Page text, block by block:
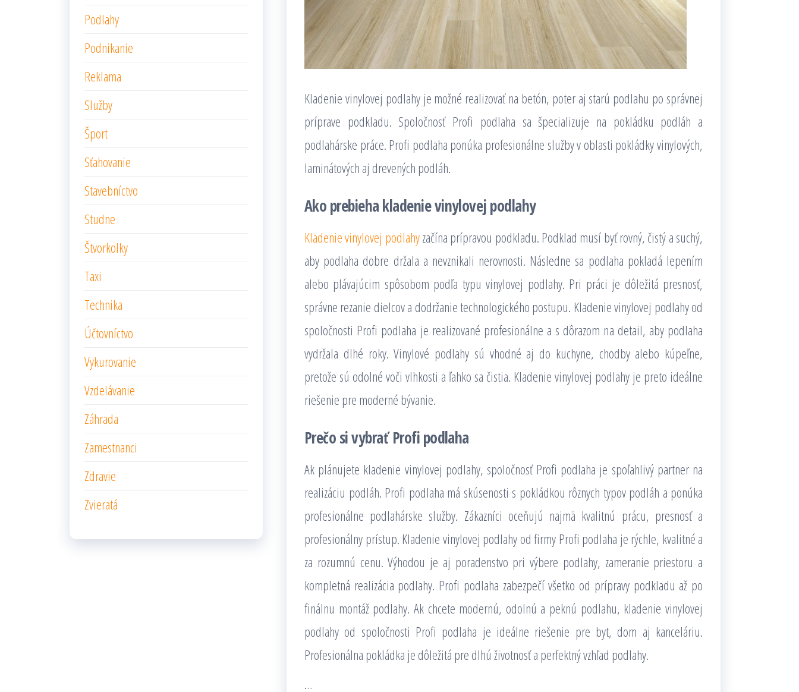
Kladenie vinylovej podlahy je možné realizovať na betón, poter aj starú podlahu po správnej
príprave podkladu. Spoločnosť Profi podlaha sa špecializuje na pokládku podláh a
podlahárske práce. Profi podlaha ponúka profesionálne služby v oblasti pokládky vinylových,
laminátových aj drevených podláh.
Ako prebieha kladenie vinylovej podlahy
Kladenie vinylovej podlahyzačína prípravou podkladu. Podklad musí byť rovný, čistý a suchý,
aby podlaha dobre držala a nevznikali nerovnosti. Následne sa podlaha pokladá lepením
alebo plávajúcim spôsobom podľa typu vinylovej podlahy. Pri práci je dôležitá presnosť,
správne rezanie dielcov a dodržanie technologického postupu. Kladenie vinylovej podlahy od
spoločnosti Profi podlaha je realizované profesionálne a s dôrazom na detail, aby podlaha
vydržala dlhé roky. Vinylové podlahy sú vhodné aj do kuchyne, chodby alebo kúpeľne,
pretože sú odolné voči vlhkosti a ľahko sa čistia. Kladenie vinylovej podlahy je preto ideálne
riešenie pre moderné bývanie.
Prečo si vybrať Profi podlaha
Ak plánujete kladenie vinylovej podlahy, spoločnosť Profi podlaha je spoľahlivý partner na
realizáciu podláh. Profi podlaha má skúsenosti s pokládkou rôznych typov podláh a ponúka
profesionálne podlahárske služby. Zákazníci oceňujú najmä kvalitnú prácu, presnosť a
profesionálny prístup. Kladenie vinylovej podlahy od firmy Profi podlaha je rýchle, kvalitné a
za rozumnú cenu. Výhodou je aj poradenstvo pri výbere podlahy, zameranie priestoru a
kompletná realizácia podlahy. Profi podlaha zabezpečí všetko od prípravy podkladu až po
finálnu montáž podlahy. Ak chcete modernú, odolnú a peknú podlahu, kladenie vinylovej
podlahy od spoločnosti Profi podlaha je ideálne riešenie pre byt, dom aj kanceláriu.
Profesionálna pokládka je dôležitá pre dlhú životnosť a perfektný vzhľad podlahy.
…
Podlahy
Podnikanie
Reklama
Služby
Šport
Sťahovanie
Stavebníctvo
Studne
Štvorkolky
Taxi
Technika
Účtovníctvo
Vykurovanie
Vzdelávanie
Záhrada
Zamestnanci
Zdravie
Zvieratá